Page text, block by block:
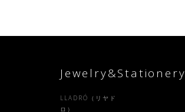
Jewelry&Stationery
LLADRÓ（リヤド
ロ）